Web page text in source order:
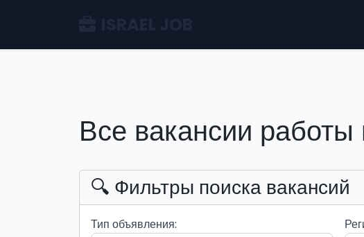
Все вакансии
🔍 Фильтры поиска вакансий
Тип объявления: